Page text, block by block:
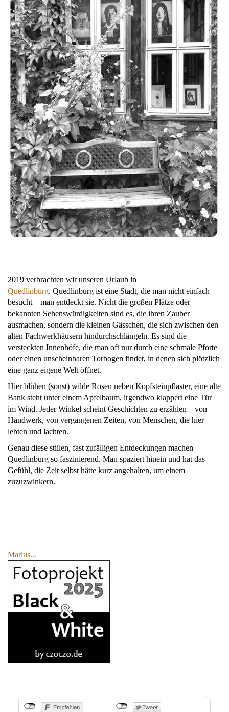
2019 verbrachten wir unseren Urlaub in
Quedlinburg. Quedlinburg ist eine Stadt, die man nicht einfach
besucht – man entdeckt sie. Nicht die großen Plätze oder
bekannten Sehenswürdigkeiten sind es, die ihren Zauber
ausmachen, sondern die kleinen Gässchen, die sich zwischen den
alten Fachwerkhäusern hindurchschlängeln. Es sind die
versteckten Innenhöfe, die man oft nur durch eine schmale Pforte
oder einen unscheinbaren Torbogen findet, in denen sich plötzlich
eine ganz eigene Welt öffnet.
Hier blühen (sonst) wilde Rosen neben Kopfsteinpflaster, eine alte
Bank steht unter einem Apfelbaum, irgendwo klappert eine Tür
im Wind. Jeder Winkel scheint Geschichten zu erzählen – von
Handwerk, von vergangenen Zeiten, von Menschen, die hier
lebten und lachten.
Genau diese stillen, fast zufälligen Entdeckungen machen
Quedlinburg so faszinierend. Man spaziert hinein und hat das
Gefühl, die Zeit selbst hätte kurz angehalten, um einem
zuzuzwinkern.
Marius...